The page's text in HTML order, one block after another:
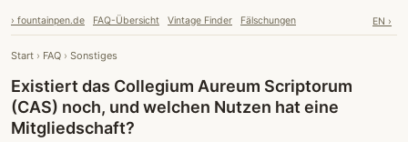
› fountainpen.de FAQ-Übersicht Vintage Finder Fälschungen EN ›
Start › FAQ › Sonstiges
Existiert das Collegium Aureum Scriptorum
(CAS) noch, und welchen Nutzen hat eine
Mitgliedschaft?